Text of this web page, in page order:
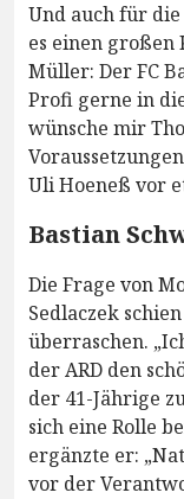
Und auch für
es einen
Müller: Der FC
Profi gerne in
wünsche mir
Uli Hoeneß vor
Bastian
Die Frage von
Sedlaczek
überraschen.
der ARD den
der 41-Jährige
sich eine Rolle
ergänzte er:
vor der